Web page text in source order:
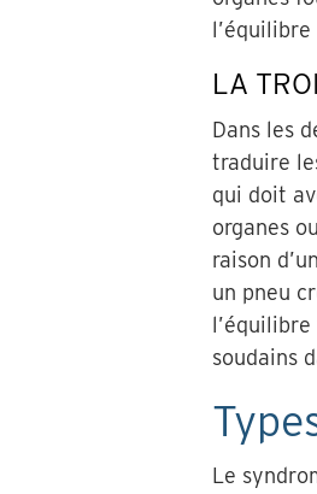
LA
Dans les
traduire
qui doit
organes
raison
un pneu
soudains
Le